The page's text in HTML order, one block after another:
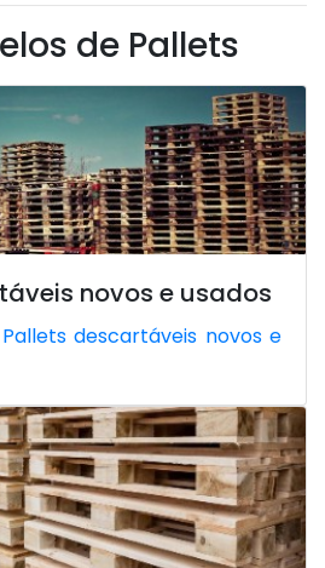
de Pallets
novos e usados
descartáveis novos e